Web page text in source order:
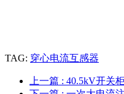
TAG: 穿心电流互感器
上一篇 : 40.5kV开关